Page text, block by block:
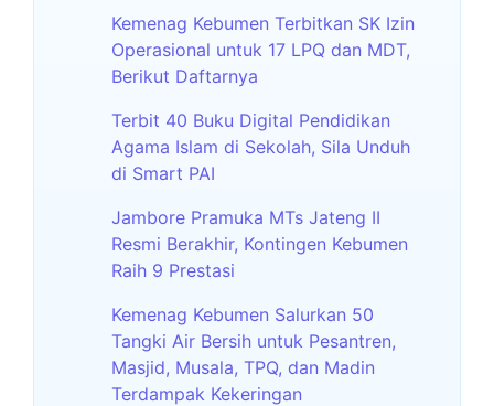
Kemenag Kebumen Terbitkan SK Izin
Operasional untuk 17 LPQ dan MDT,
Berikut Daftarnya
Terbit 40 Buku Digital Pendidikan
Agama Islam di Sekolah, Sila Unduh
di Smart PAI
Jambore Pramuka MTs Jateng II
Resmi Berakhir, Kontingen Kebumen
Raih 9 Prestasi
Kemenag Kebumen Salurkan 50
Tangki Air Bersih untuk Pesantren,
Masjid, Musala, TPQ, dan Madin
Terdampak Kekeringan